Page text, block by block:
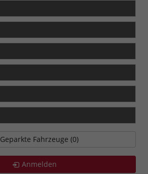
Geparkte Fahrzeuge (0)
Anmelden